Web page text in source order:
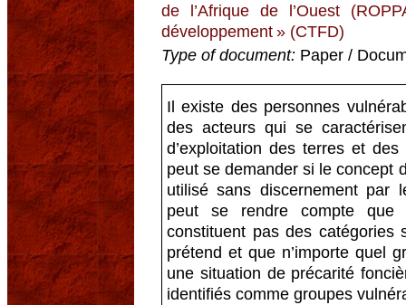
de l’Afrique de l’Ouest
développement » (CTFD)
Type of document: Paper /
Il existe des personnes
des acteurs qui se
d’exploitation des terres et
peut se demander si le concept
utilisé sans discernement par
peut se rendre compte que
constituent pas des catégories
prétend et que n’importe quel
une situation de précarité
identifiés comme groupes